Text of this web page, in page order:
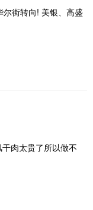
街转向! 美银、高盛
肉太贵了所以做不